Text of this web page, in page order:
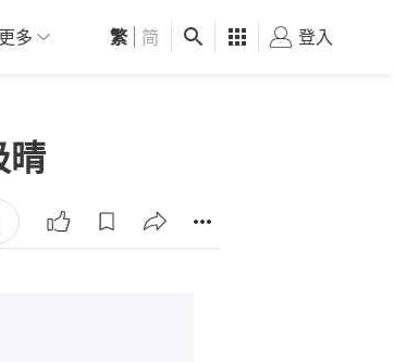
01深圳 觀點 健康 好食玩飛
更多 繁 简 登入
晴